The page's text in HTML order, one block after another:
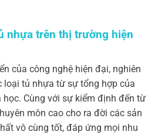
nhựa trên thị trường hiện
của công nghệ hiện đại, nghiên
loại tủ nhựa từ sự tổng hợp của
Cùng với sự kiểm định đến từ
môn cao cho ra đời các sản
vô cùng tốt, đáp ứng mọi nhu